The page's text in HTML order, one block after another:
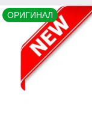
ОРИГИНАЛ